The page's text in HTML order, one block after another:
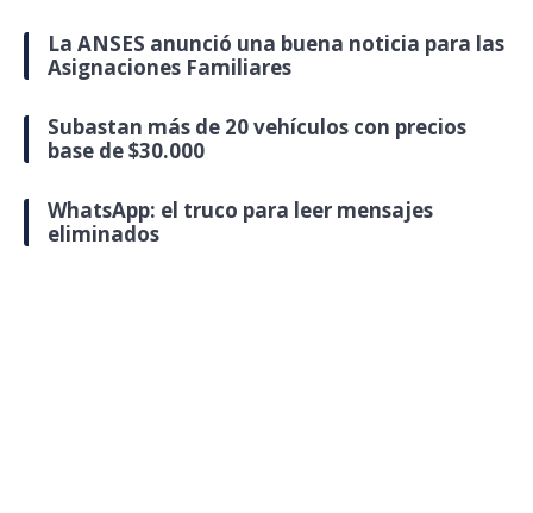
La ANSES anunció una buena noticia para las
Asignaciones Familiares
Subastan más de 20 vehículos con precios
base de $30.000
WhatsApp: el truco para leer mensajes
eliminados